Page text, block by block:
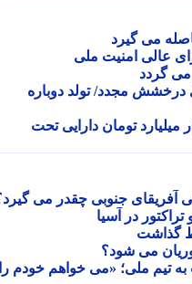
می گیرد
امنیت ملی
گردد
مجدد/ تولد دوباره
ترنج» به 10 هزار میلیارد تومان دارایی تحت
جنوبی چقدر می گیرد؟
در آسیا
می شود؟
ملی؛ «می خواهم خودم را